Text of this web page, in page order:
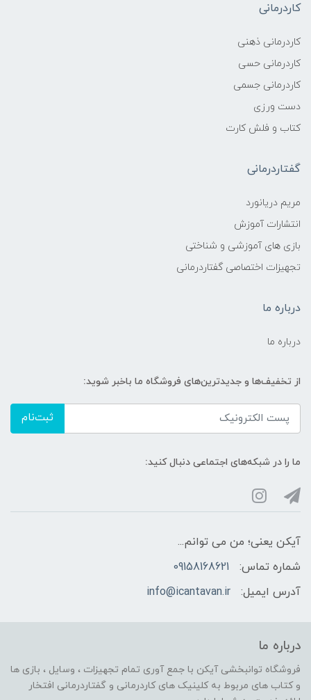
کاردرمانی
کاردرمانی ذهنی
کاردرمانی حسی
کاردرمانی جسمی
دست ورزی
کتاب و فلش کارت
گفتاردرمانی
مریم دریانورد
انتشارات آموزش
بازی های آموزشی و شناختی
تجهیزات اختصاصی گفتاردرمانی
درباره ما
درباره ما
از تخفیف‌ها و جدیدترین‌های فروشگاه ما باخبر شوید:
ثبت‌نام
ما را در شبکه‌های اجتماعی دنبال کنید:
آیکن یعنی؛ من می توانم...
شماره تماس:
09158168621
آدرس ایمیل:
info@icantavan.ir
درباره ما
فروشگاه توانبخشی آیکن با جمع آوری تمام تجهیزات ، وسایل ، بازی ها
و کتاب های مربوط به کلینیک های کاردرمانی و گفتاردرمانی افتخار